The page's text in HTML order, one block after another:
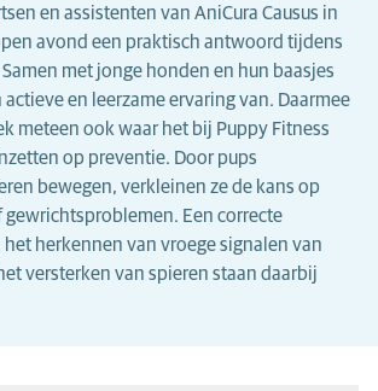
en assistenten van AniCura Causus in
avond een praktisch antwoord tijdens
met jonge honden en hun baasjes
actieve en leerzame ervaring van. Daarmee
meteen ook waar het bij Puppy Fitness
op preventie. Door pups
bewegen, verkleinen ze de kans op
gewrichtsproblemen. Een correcte
het herkennen van vroege signalen van
versterken van spieren staan daarbij